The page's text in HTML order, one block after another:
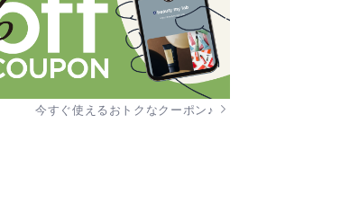
今すぐ使えるおトクなクーポン♪